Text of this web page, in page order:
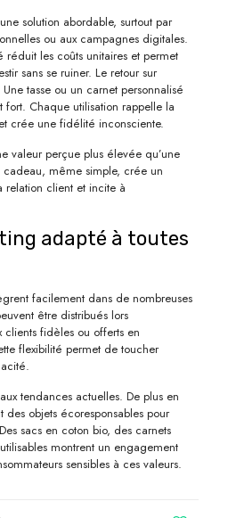
solution abordable, surtout par
ou aux campagnes digitales.
les coûts unitaires et permet
sans se ruiner. Le retour sur
tasse ou un carnet personnalisé
fort. Chaque utilisation rappelle la
crée une fidélité inconsciente.
valeur perçue plus élevée qu’une
même simple, crée un
relation client et incite à
adapté à toutes
facilement dans de nombreuses
être distribués lors
clients fidèles ou offerts en
flexibilité permet de toucher
tendances actuelles. De plus en
des objets écoresponsables pour
sacs en coton bio, des carnets
montrent un engagement
sensibles à ces valeurs.